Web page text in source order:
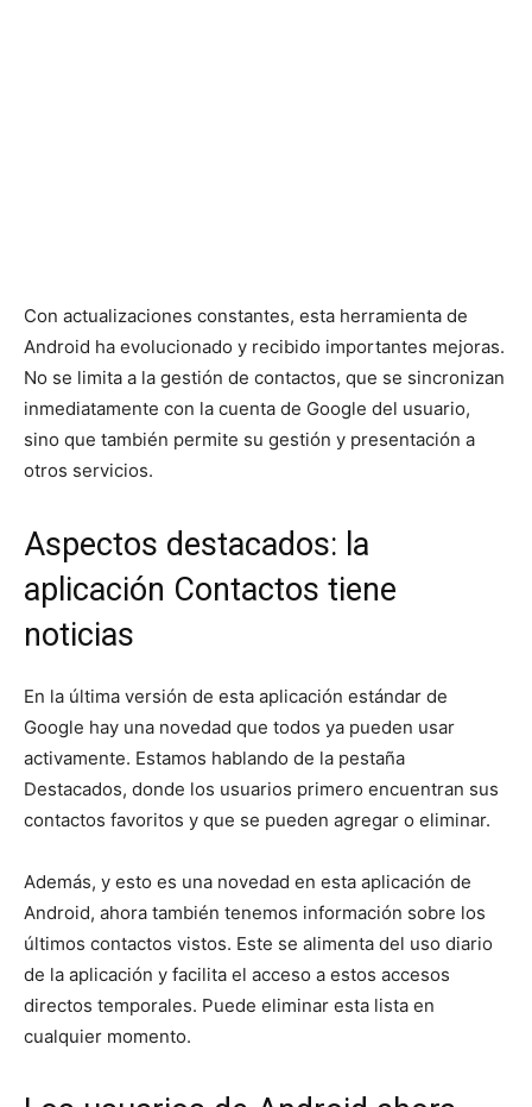
Con actualizaciones constantes, esta herramienta de
Android ha evolucionado y recibido importantes mejoras.
No se limita a la gestión de contactos, que se sincronizan
inmediatamente con la cuenta de Google del usuario,
sino que también permite su gestión y presentación a
otros servicios.
Aspectos destacados: la
aplicación Contactos tiene
noticias
En la última versión de esta aplicación estándar de
Google hay una novedad que todos ya pueden usar
activamente. Estamos hablando de la pestaña
Destacados, donde los usuarios primero encuentran sus
contactos favoritos y que se pueden agregar o eliminar.
Además, y esto es una novedad en esta aplicación de
Android, ahora también tenemos información sobre los
últimos contactos vistos. Este se alimenta del uso diario
de la aplicación y facilita el acceso a estos accesos
directos temporales. Puede eliminar esta lista en
cualquier momento.